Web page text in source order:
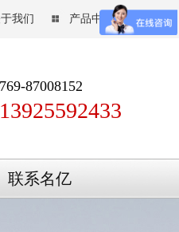
我们 产品中心
87008152
联系名亿